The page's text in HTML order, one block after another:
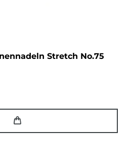
Stretch No.75